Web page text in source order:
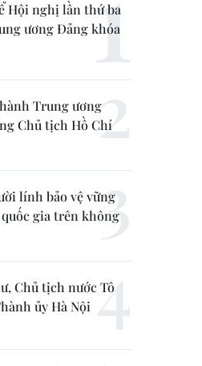
Hội nghị lần thứ ba
ương Đảng khóa
Trung ương
Chủ tịch Hồ Chí
lính bảo vệ vững
gia trên không
Chủ tịch nước Tô
ủy Hà Nội